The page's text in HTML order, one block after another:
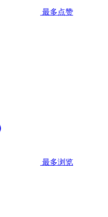
最多点赞
最多浏览